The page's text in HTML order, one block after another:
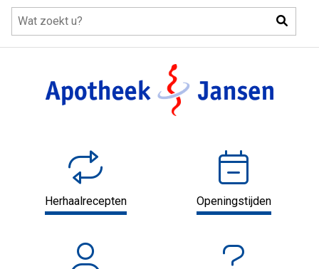
Herhaalrecepten Openingstijden